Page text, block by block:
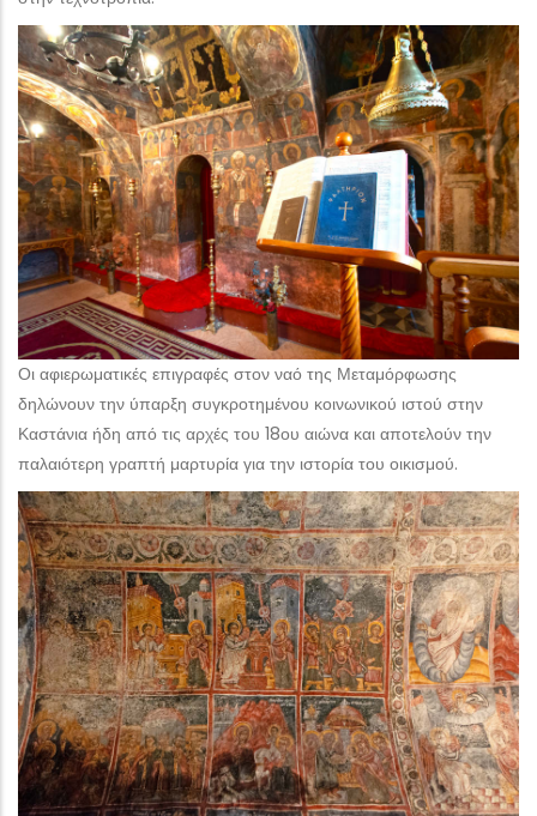
Οι αφιερωματικές επιγραφές στον ναό της Μεταμόρφωσης
δηλώνουν την ύπαρξη συγκροτημένου κοινωνικού ιστού στην
Καστάνια ήδη από τις αρχές του 18ου αιώνα και αποτελούν την
παλαιότερη γραπτή μαρτυρία για την ιστορία του οικισμού.